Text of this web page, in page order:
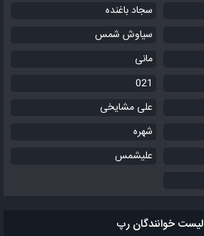
سجاد باغنده
سیاوش شمس
مانی
021
علی مشایخی
شهره
علیشمس
لیست خوانندگان رپ